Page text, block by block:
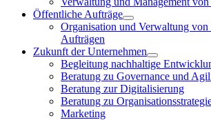
Öffentliche Aufträge
Organisation und Verwaltung
Aufträgen
Zukunft der Unternehmen
Begleitung nachhaltige
Beratung zu Governance und
Beratung zur Digitalisierung
Beratung zu
Marketing